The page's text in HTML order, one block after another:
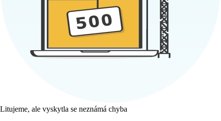
Litujeme, ale vyskytla se neznámá chyba